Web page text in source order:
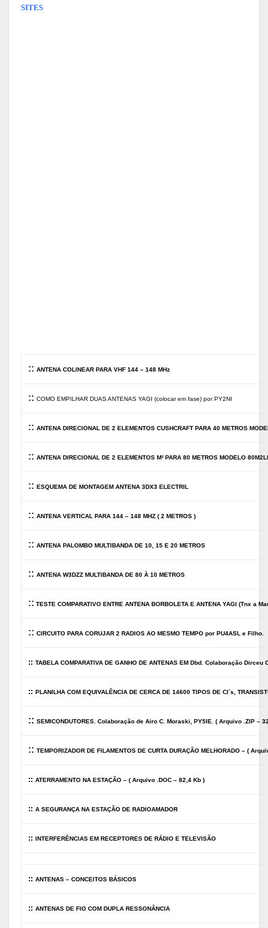
SITES
:: ANTENA COLINEAR PARA VHF 144 – 148 MHz
:: COMO EMPILHAR DUAS ANTENAS YAGI (colocar em fase) por PY2NI
:: ANTENA DIRECIONAL DE 2 ELEMENTOS CUSHCRAFT PARA 40 METROS
:: ANTENA DIRECIONAL DE 2 ELEMENTOS M² PARA 80 METROS MODELO
:: ESQUEMA DE MONTAGEM ANTENA 3DX3 ELECTRIL
:: ANTENA VERTICAL PARA 144 – 148 MHZ ( 2 METROS )
:: ANTENA PALOMBO MULTIBANDA DE 10, 15 E 20 METROS
:: ANTENA W3DZZ MULTIBANDA DE 80 À 10 METROS
:: TESTE COMPARATIVO ENTRE ANTENA BORBOLETA E ANTENA YAGI (Tnx a
:: CIRCUITO PARA CORUJAR 2 RADIOS AO MESMO TEMPO por PU4ASL e Filho.
:: TABELA COMPARATIVA DE GANHO DE ANTENAS EM Dbd. Colaboração Dirceu
:: PLANILHA COM EQUIVALÊNCIA DE CERCA DE 14600 TIPOS DE CI´s,
:: SEMICONDUTORES. Colaboração de Airo C. Moraski, PY5IE. ( Arquivo .ZIP –
:: TEMPORIZADOR DE FILAMENTOS DE CURTA DURAÇÃO MELHORADO – (
:: ATERRAMENTO NA ESTAÇÃO – ( Arquivo .DOC – 82,4 Kb )
:: A SEGURANÇA NA ESTAÇÃO DE RADIOAMADOR
:: INTERFERÊNCIAS EM RECEPTORES DE RÁDIO E TELEVISÃO
:: ANTENAS – CONCEITOS BÁSICOS
:: ANTENAS DE FIO COM DUPLA RESSONÂNCIA